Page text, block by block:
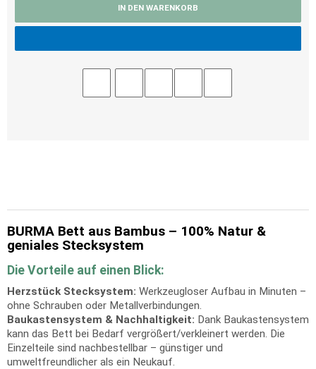
IN DEN WARENKORB
BURMA Bett aus Bambus – 100% Natur &
geniales Stecksystem
Die Vorteile auf einen Blick:
Herzstück Stecksystem: Werkzeugloser Aufbau in Minuten –
ohne Schrauben oder Metallverbindungen.
Baukastensystem & Nachhaltigkeit: Dank Baukastensystem
kann das Bett bei Bedarf vergrößert/verkleinert werden. Die
Einzelteile sind nachbestellbar – günstiger und
umweltfreundlicher als ein Neukauf.